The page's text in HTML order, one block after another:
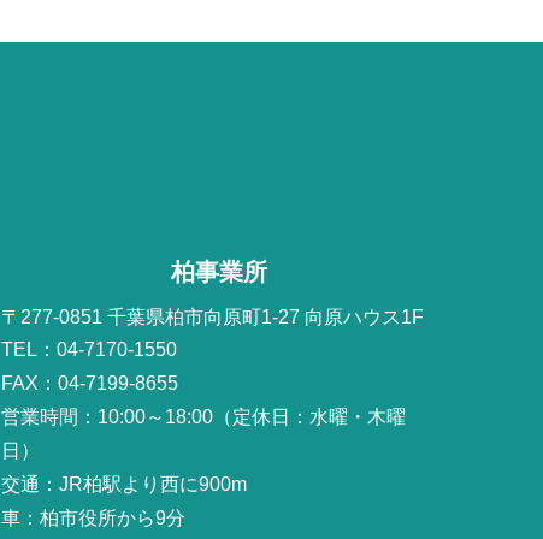
柏事業所
〒277-0851 千葉県柏市向原町1-27 向原ハウス1F
TEL：04-7170-1550
FAX：04-7199-8655
営業時間：10:00～18:00（定休日：水曜・木曜
日）
交通：JR柏駅より西に900m
車：柏市役所から9分